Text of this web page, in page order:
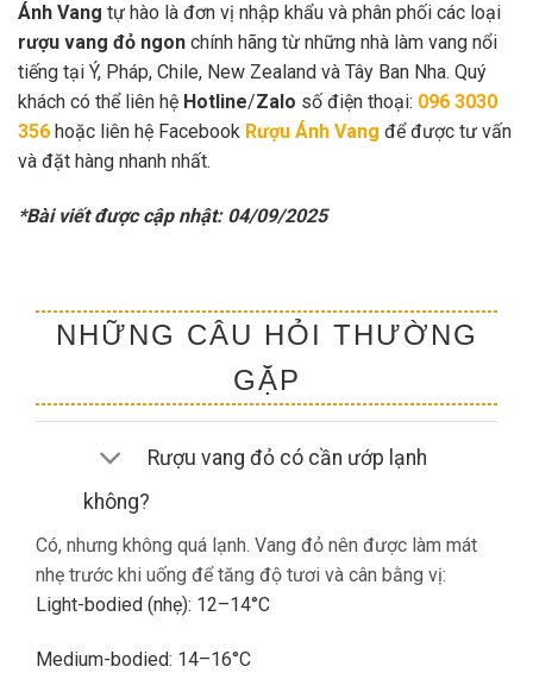
Ánh Vang tự hào là đơn vị nhập khẩu và phân phối các loại
rượu vang đỏ ngon chính hãng từ những nhà làm vang nổi
tiếng tại Ý, Pháp, Chile, New Zealand và Tây Ban Nha. Quý
khách có thể liên hệ Hotline/Zalo số điện thoại: 096 3030
356 hoặc liên hệ Facebook Rượu Ánh Vang để được tư vấn
và đặt hàng nhanh nhất.
*Bài viết được cập nhật: 04/09/2025
NHỮNG CÂU HỎI THƯỜNG
GẶP
Rượu vang đỏ có cần ướp lạnh
không?
Có, nhưng không quá lạnh. Vang đỏ nên được làm mát
nhẹ trước khi uống để tăng độ tươi và cân bằng vị:
Light-bodied (nhẹ): 12–14°C
Medium-bodied: 14–16°C